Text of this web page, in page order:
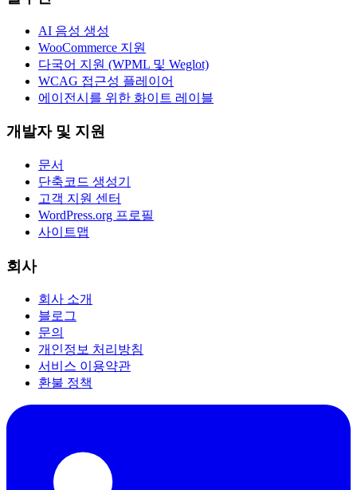
AI 음성 생성
WooCommerce 지원
다국어 지원 (WPML 및 Weglot)
WCAG 접근성 플레이어
에이전시를 위한 화이트 레이블
개발자 및 지원
문서
단축코드 생성기
고객 지원 센터
WordPress.org 프로필
사이트맵
회사
회사 소개
블로그
문의
개인정보 처리방침
서비스 이용약관
환불 정책